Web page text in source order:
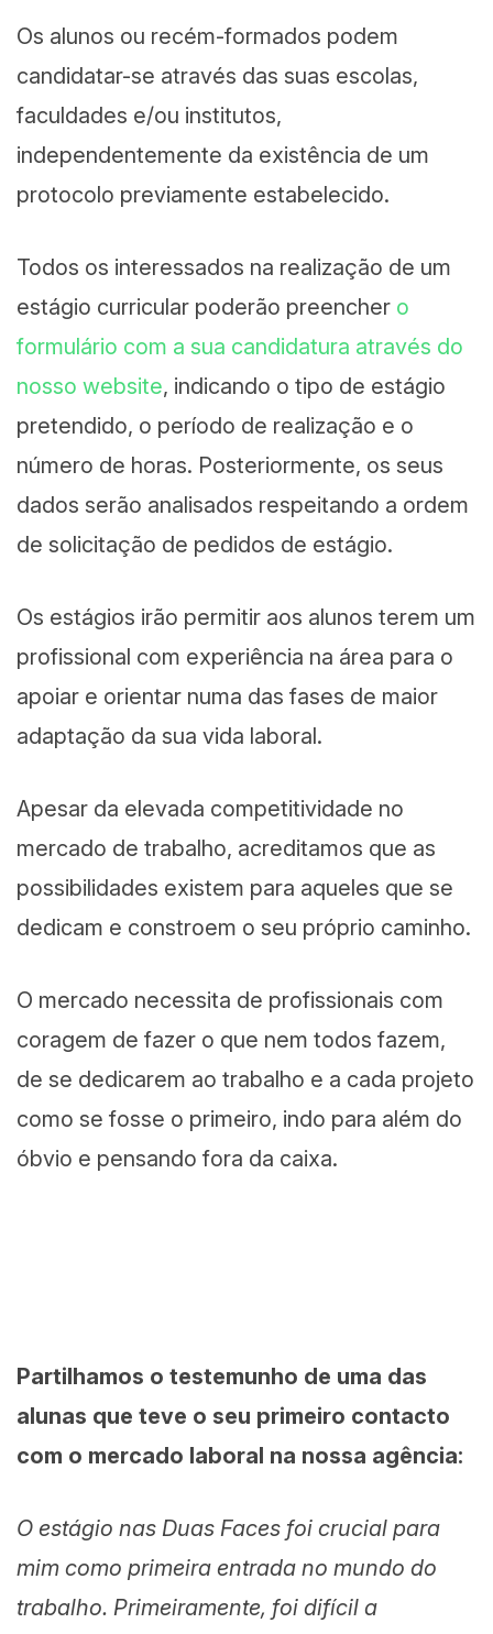
Os alunos ou recém-formados podem
candidatar-se através das suas escolas,
faculdades e/ou institutos,
independentemente da existência de um
protocolo previamente estabelecido.
Todos os interessados na realização de um
estágio curricular poderão preencher o
formulário com a sua candidatura através do
nosso website, indicando o tipo de estágio
pretendido, o período de realização e o
número de horas. Posteriormente, os seus
dados serão analisados respeitando a ordem
de solicitação de pedidos de estágio.
Os estágios irão permitir aos alunos terem um
profissional com experiência na área para o
apoiar e orientar numa das fases de maior
adaptação da sua vida laboral.
Apesar da elevada competitividade no
mercado de trabalho, acreditamos que as
possibilidades existem para aqueles que se
dedicam e constroem o seu próprio caminho.
O mercado necessita de profissionais com
coragem de fazer o que nem todos fazem,
de se dedicarem ao trabalho e a cada projeto
como se fosse o primeiro, indo para além do
óbvio e pensando fora da caixa.
Partilhamos o testemunho de uma das
alunas que teve o seu primeiro contacto
com o mercado laboral na nossa agência:
O estágio nas Duas Faces foi crucial para
mim como primeira entrada no mundo do
trabalho. Primeiramente, foi difícil a